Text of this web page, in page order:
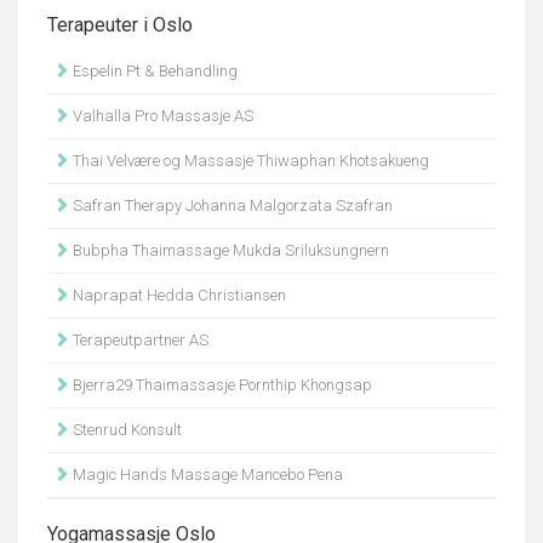
Terapeuter i Oslo
Espelin Pt & Behandling
Valhalla Pro Massasje AS
Thai Velvære og Massasje Thiwaphan Khotsakueng
Safran Therapy Johanna Malgorzata Szafran
Bubpha Thaimassage Mukda Sriluksungnern
Naprapat Hedda Christiansen
Terapeutpartner AS
Bjerra29 Thaimassasje Pornthip Khongsap
Stenrud Konsult
Magic Hands Massage Mancebo Pena
Yogamassasje Oslo